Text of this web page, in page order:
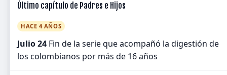
Último capítulo de Padres e Hijos
HACE 4 AÑOS
Julio 24 Fin de la serie que acompañó la digestión de
los colombianos por más de 16 años